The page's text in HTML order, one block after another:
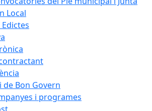
Local
de Bon Govern
i programes